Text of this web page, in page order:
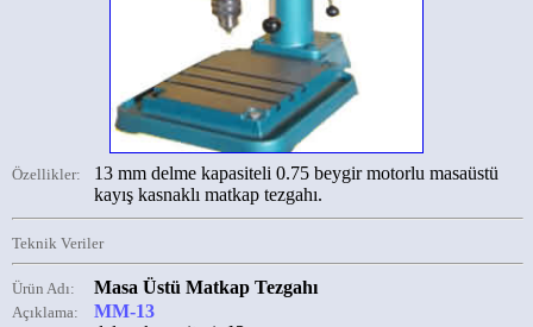
Özellikler:
13 mm delme kapasiteli 0.75 beygir motorlu masaüstü
kayış kasnaklı matkap tezgahı.
Teknik Veriler
Ürün Adı: Masa Üstü Matkap Tezgahı
Açıklama:
MM-13